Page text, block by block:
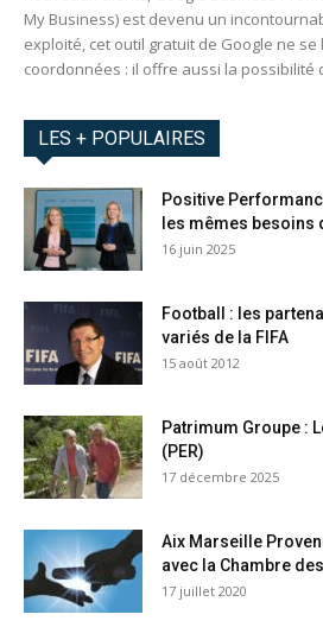
My Business) est devenu un
exploité, cet outil gratuit de Google ne
coordonnées : il offre aussi la possibilité
LES + POPULAIRES
Positive
les mêmes besoins
16 juin 2025
Football : les
variés de la FIFA
15 août 2012
Patrimum Groupe :
(PER)
17 décembre 2025
Aix Marseille
avec la Chambre
17 juillet 2020